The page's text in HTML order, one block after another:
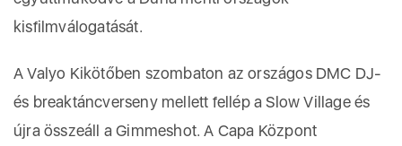
kisfilmválogatását.
A Valyo Kikötőben szombaton az országos DMC DJ-
és breaktáncverseny mellett fellép a Slow Village és
újra összeáll a Gimmeshot. A Capa Központ